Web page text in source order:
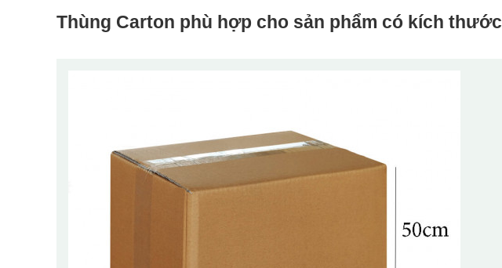
Thùng Carton phù hợp cho sản phẩm có kích thước